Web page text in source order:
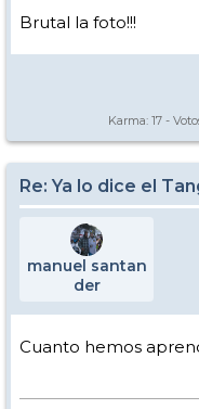
Brutal la foto!!!
Karma: 17 -
Re: Ya lo dice el
manuel santan
der
Cuanto hemos